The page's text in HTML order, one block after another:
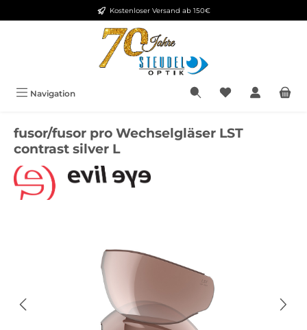
Zum Hauptinhalt springenKostenloser Versand ab 150€
Navigation
fusor/fusor pro Wechselgläser LST
contrast silver L